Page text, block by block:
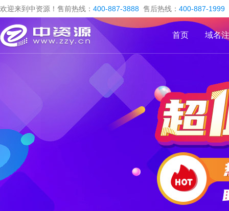
欢迎来到中资源！售前热线： 400-887-3888 售后热线： 400-887-1999
域名
首页